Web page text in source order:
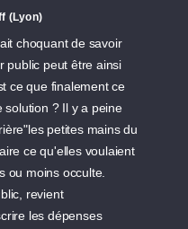
(Lyon)
choquant de savoir
public peut être ainsi
ce que finalement ce
solution ? Il y a peine
petites mains du
ce qu'elles voulaient
ou moins occulte.
revient
les dépenses